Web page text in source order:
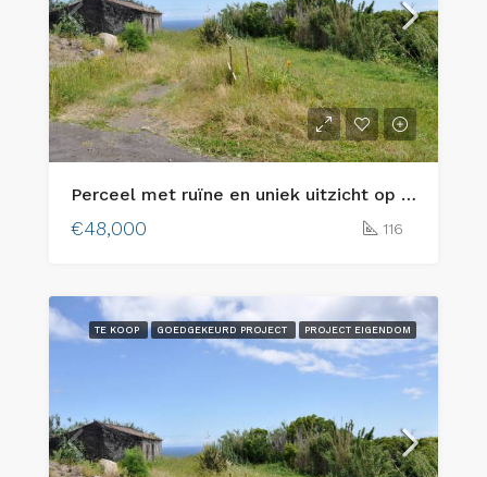
Perceel met ruïne en uniek uitzicht op zee – Cedros (Sítio do Outeiro), eiland Faial
€48,000 116
TE KOOP GOEDGEKEURD PROJECT PROJECT EIGENDOM